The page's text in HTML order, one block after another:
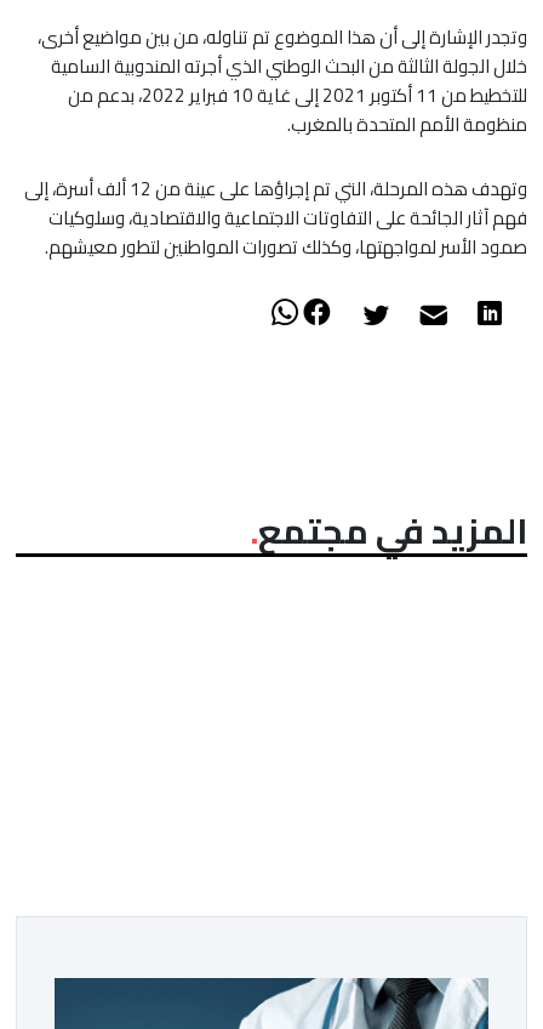
وتجدر الإشارة إلى أن هذا الموضوع تم تناوله، من بين مواضيع أخرى،
خلال الجولة الثالثة من البحث الوطني الذي أجرته المندوبية السامية
للتخطيط من 11 أكتوبر 2021 إلى غاية 10 فبراير 2022، بدعم من
منظومة الأمم المتحدة بالمغرب.
وتهدف هذه المرحلة، التي تم إجراؤها على عينة من 12 ألف أسرة، إلى
فهم آثار الجائحة على التفاوتات الاجتماعية والاقتصادية، وسلوكيات
صمود الأسر لمواجهتها، وكذلك تصورات المواطنين لتطور معيشهم.
المزيد في مجتمع